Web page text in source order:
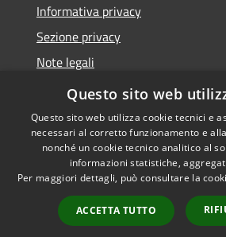
Informativa privacy
Sezione privacy
Note legali
Dichiarazione di accessibilità
Accessibilità
Questo sito web
Questo sito web utilizza cookie tecnici e
necessari al corretto funzionamento e
nonché un cookie tecnico analitico al
informazioni statistiche,
Per maggiori dettagli, può consultare la
ACCETTA TUTTO